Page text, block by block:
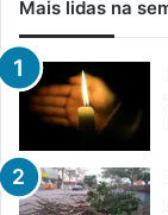
Mais lidas na